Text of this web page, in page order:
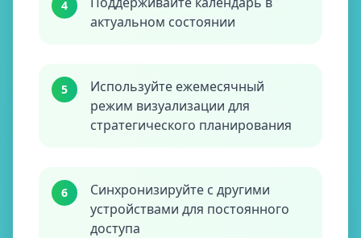
4
актуальном состоянии
5
Используйте ежемесячный
режим визуализации для
стратегического планирования
6
Синхронизируйте с другими
устройствами для постоянного
доступа